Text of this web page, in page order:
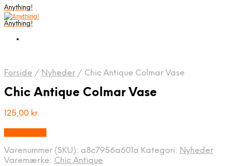
Anything!
Anything!
Forside / Nyheder / Chic Antique Colmar Vase
Chic Antique Colmar Vase
125,00 kr.
Varenummer (SKU): a8c7956a601a Kategori: Nyheder
Varemærke: Chic Antique